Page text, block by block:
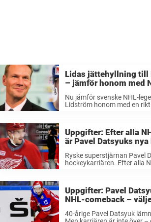
Lidas jättehyllning till
– jämför honom med
Nu jämför svenske NHL-
Lidström honom med en
Uppgifter: Efter alla
är Pavel Datsyuks
Ryske superstjärnan Pavel
hockeykarriären. Efter alla
tog hela Nordamerika ...
Uppgifter: Pavel
NHL-comeback –
klubbar
40-årige Pavel Datsyuk